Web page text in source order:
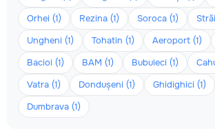
Orhei (1)
Rezina (1) Soroca (1)
Ungheni (1)
Tohatin (1) Aeroport (1)
Bacioi (1)
BAM (1) Bubuieci (1)
Vatra (1)
Dondușeni (1) Ghidighici (1)
Dumbrava (1)